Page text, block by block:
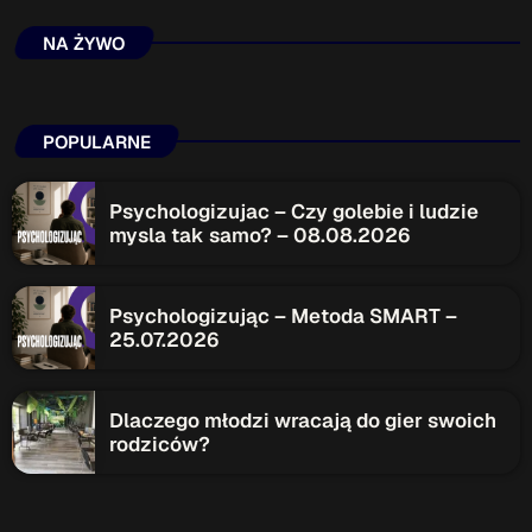
Przydatne informacje
Projekt ruszył w październiku 2015 roku z inicjatywy
Patronat medialny Radia Fraszka
itp.Czytaj więcej…
Wyszukaj
search
NA ŻYWO
POPULARNE
Psychologizujac – Czy golebie i ludzie
mysla tak samo? – 08.08.2026
Psychologizując – Metoda SMART –
25.07.2026
Dlaczego młodzi wracają do gier swoich
rodziców?